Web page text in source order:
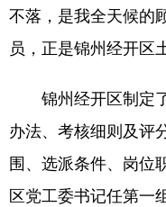
不落，是我全天候的
员，正是锦州经开区
锦州经开区制定了
办法、考核细则及评
围、选派条件、岗位
区党工委书记任第一